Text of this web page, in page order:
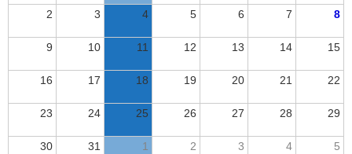
2 3 4 5 6 7 8
9 10 11 12 13 14 15
16 17 18 19 20 21 22
23 24 25 26 27 28 29
30 31 1 2 3 4 5